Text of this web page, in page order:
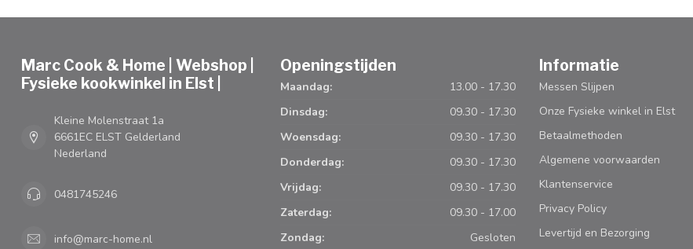
Marc Cook & Home | Webshop |
Fysieke kookwinkel in Elst |
Kleine Molenstraat 1a
6661EC ELST Gelderland
Nederland
0481745246
info@marc-home.nl
Openingstijden
Maandag:
13.00 - 17.30
Dinsdag:
09.30 - 17.30
Woensdag:
09.30 - 17.30
Donderdag:
09.30 - 17.30
Vrijdag:
09.30 - 17.30
Zaterdag:
09.30 - 17.00
Zondag:
Gesloten
Informatie
Messen Slijpen
Onze Fysieke winkel in Elst
Betaalmethoden
Algemene voorwaarden
Klantenservice
Privacy Policy
Levertijd en Bezorging